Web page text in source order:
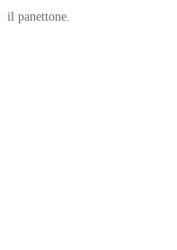
il panettone.